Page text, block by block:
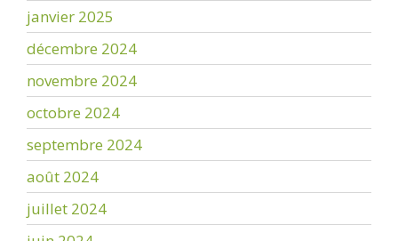
janvier 2025
décembre 2024
novembre 2024
octobre 2024
septembre 2024
août 2024
juillet 2024